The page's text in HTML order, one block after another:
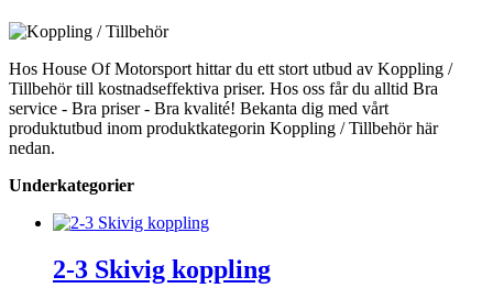
Hos House Of Motorsport hittar du ett stort utbud av Koppling /
Tillbehör till kostnadseffektiva priser. Hos oss får du alltid Bra
service - Bra priser - Bra kvalité! Bekanta dig med vårt
produktutbud inom produktkategorin Koppling / Tillbehör här
nedan.
Underkategorier
2-3 Skivig koppling